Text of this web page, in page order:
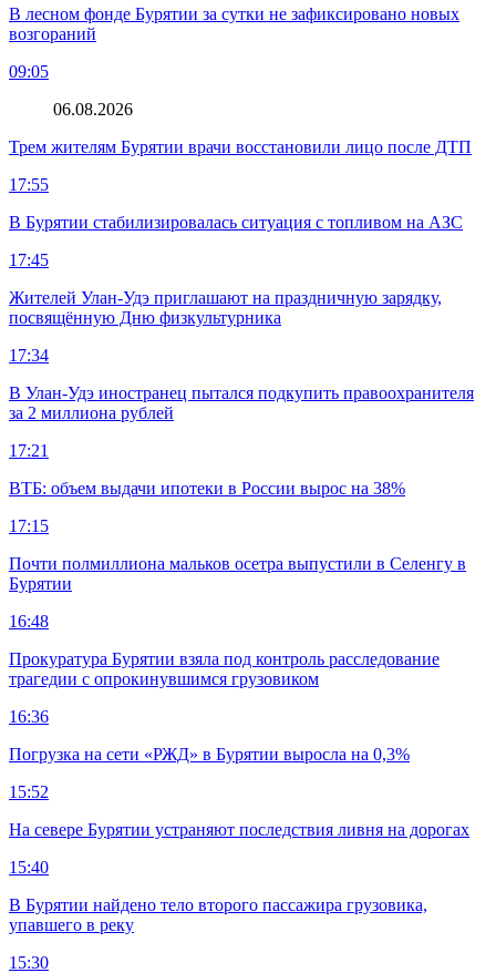
В лесном фонде Бурятии за сутки не зафиксировано новых
возгораний
09:05
06.08.2026
Трем жителям Бурятии врачи восстановили лицо после ДТП
17:55
В Бурятии стабилизировалась ситуация с топливом на АЗС
17:45
Жителей Улан-Удэ приглашают на праздничную зарядку,
посвящённую Дню физкультурника
17:34
В Улан-Удэ иностранец пытался подкупить правоохранителя
за 2 миллиона рублей
17:21
ВТБ: объем выдачи ипотеки в России вырос на 38%
17:15
Почти полмиллиона мальков осетра выпустили в Селенгу в
Бурятии
16:48
Прокуратура Бурятии взяла под контроль расследование
трагедии с опрокинувшимся грузовиком
16:36
Погрузка на сети «РЖД» в Бурятии выросла на 0,3%
15:52
На севере Бурятии устраняют последствия ливня на дорогах
15:40
В Бурятии найдено тело второго пассажира грузовика,
упавшего в реку
15:30